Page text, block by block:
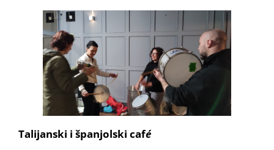
Talijanski i španjolski café